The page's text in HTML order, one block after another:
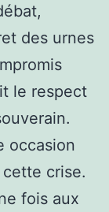
des urnes
le respect
occasion
crise.
fois aux